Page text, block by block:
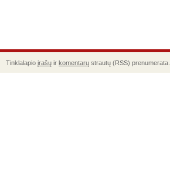
Tinklalapio įrašų ir komentarų strautų (RSS) prenumerata.